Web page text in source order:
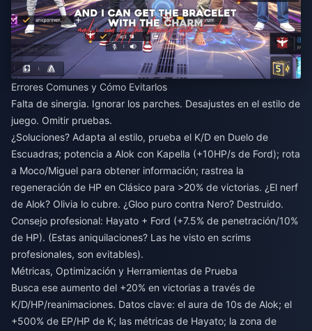
Errores Comunes y Cómo Evitarlos
Falta de sinergia. Ignorar los parches. Desajustes en el estilo de
juego. Omitir pruebas.
¿Soluciones? Adapta al estilo, prueba el K/D en Duelo de
Escuadras; potencia a Alok con Kapella (+10HP/s de Ford); rota
a Moco/Miguel para obtener información; rastrea la
regeneración de HP en Clásico para >20% de victorias. ¿El nerf
de Alok? Olivia lo cubre. ¿Gloo puro contra Nero? Destruido.
Consejo profesional: Hayato + Ford (+7.5% de penetración/10%
de HP). (Estas aniquilaciones? Las he visto en scrims
profesionales, son evitables).
Métricas, Optimización y Herramientas de Prueba
Busca ese aumento del +20% en victorias a través de
K/D/HP/reanimaciones. Datos clave: el aura de 10s de Alok; el
+500% de EP/HP de K; las métricas de Hayato; la zona de